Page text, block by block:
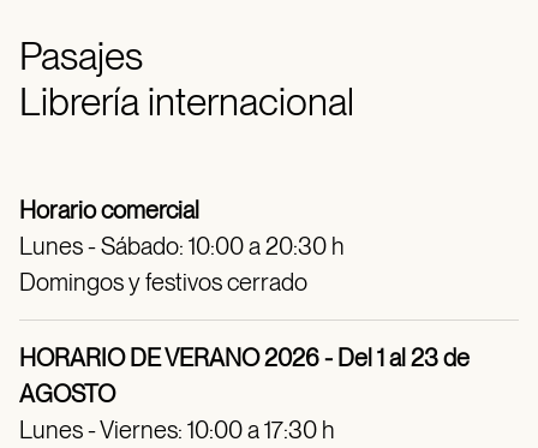
Pasajes
Librería internacional
Horario comercial
Lunes - Sábado: 10:00 a 20:30 h
Domingos y festivos cerrado
HORARIO DE VERANO 2026 - Del 1 al 23 de
AGOSTO
Lunes - Viernes: 10:00 a 17:30 h